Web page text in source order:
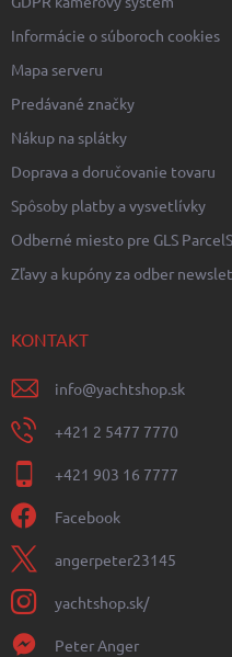
Informácie o súboroch cookies
Mapa serveru
Predávané značky
Nákup na splátky
Doprava a doručovanie tovaru
Spôsoby platby a vysvetlívky
Odberné miesto pre GLS
Zľavy a kupóny za odber
KONTAKT
info@yachtshop.sk
+421 2 5477 7770
+421 903 16 7777
Facebook
angerpeter23145
yachtshop.sk/
Peter Anger